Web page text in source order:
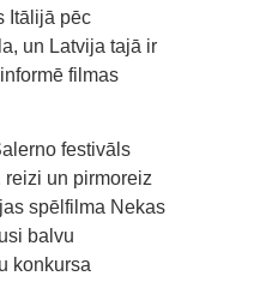
Itālijā pēc
un Latvija tajā ir
filmas
festivāls
un pirmoreiz
spēlfilma Nekas
balvu
konkursa